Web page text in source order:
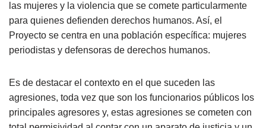
las mujeres y la violencia que se comete particularmente
para quienes defienden derechos humanos. Así, el
Proyecto se centra en una población específica: mujeres
periodistas y defensoras de derechos humanos.
Es de destacar el contexto en el que suceden las
agresiones, toda vez que son los funcionarios públicos los
principales agresores y, estas agresiones se cometen con